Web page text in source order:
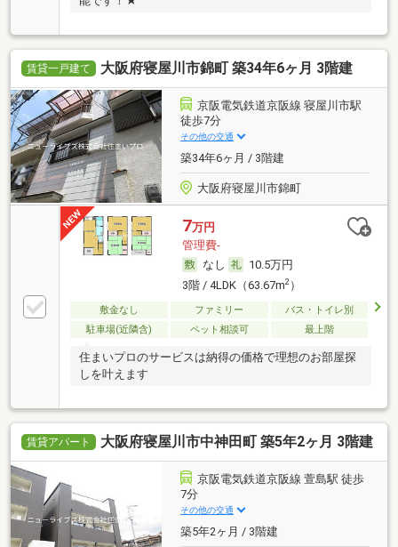
賃貸一戸建て 大阪府寝屋川市錦町 築34年6ヶ月 3階建
京阪電気鉄道京阪線 寝屋川市駅
徒歩7分
その他の交通
築34年6ヶ月 / 3階建
大阪府寝屋川市錦町
7万円
管理費-
なし
10.5万円
3階 / 4LDK（63.67m2）
敷金なし ファミリー
バス・トイレ別
駐車場(近隣含)
ペット相談可 最上階
住まいプロのサービスは納得の価格で理想のお部屋探
しを叶えます
賃貸アパート 大阪府寝屋川市中神田町 築5年2ヶ月 3階建
京阪電気鉄道京阪線 萱島駅 徒歩
7分
その他の交通
築5年2ヶ月 / 3階建